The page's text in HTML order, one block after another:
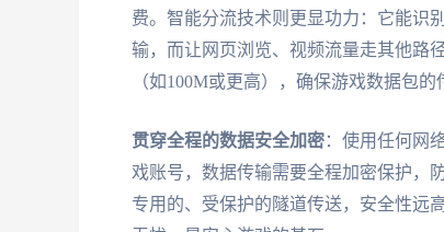
费。智能分流技术则更显功力：它能识
输，而让网页浏览、视频流量走其他路
（如100M或更高），确保游戏数据包的
贯穿全程的数据安全加密：使用任何网
戏账号，数据传输需要全程加密保护，
专用的、受保护的隧道传送，安全性远